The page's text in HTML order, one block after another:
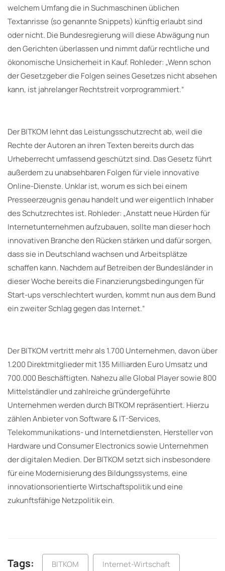
welchem Umfang die in Suchmaschinen üblichen
Textanrisse (so genannte Snippets) künftig erlaubt sind
oder nicht. Die Bundesregierung will diese Abwägung nun
den Gerichten überlassen und nimmt dafür rechtliche und
ökonomische Unsicherheit in Kauf. Rohleder: „Wenn schon
der Gesetzgeber die Folgen seines Gesetzes nicht absehen
kann, ist jahrelanger Rechtstreit vorprogrammiert.“
Der BITKOM lehnt das Leistungsschutzrecht ab, weil die
Rechte der Autoren an ihren Texten bereits durch das
Urheberrecht umfassend geschützt sind. Das Gesetz führt
außerdem zu unabsehbaren Folgen für viele innovative
Online-Dienste. Unklar ist, worum es sich bei einem
Presseerzeugnis genau handelt und wer eigentlich Inhaber
des Schutzrechtes ist. Rohleder: „Anstatt neue Hürden für
Internetunternehmen aufzubauen, sollte man dieser hoch
innovativen Branche den Rücken stärken und dafür sorgen,
dass sie in Deutschland wachsen und Arbeitsplätze
schaffen kann. Nachdem auf Betreiben der Bundesländer in
dieser Woche bereits die Finanzierungsbedingungen für
Start-ups verschlechtert wurden, kommt nun aus dem Bund
ein zweiter Schlag gegen das Internet.“
Der BITKOM vertritt mehr als 1.700 Unternehmen, davon über
1.200 Direktmitglieder mit 135 Milliarden Euro Umsatz und
700.000 Beschäftigten. Nahezu alle Global Player sowie 800
Mittelständler und zahlreiche gründergeführte
Unternehmen werden durch BITKOM repräsentiert. Hierzu
zählen Anbieter von Software & IT-Services,
Telekommunikations- und Internetdiensten, Hersteller von
Hardware und Consumer Electronics sowie Unternehmen
der digitalen Medien. Der BITKOM setzt sich insbesondere
für eine Modernisierung des Bildungssystems, eine
innovationsorientierte Wirtschaftspolitik und eine
zukunftsfähige Netzpolitik ein.
Tags: BITKOM Internet-Wirtschaft